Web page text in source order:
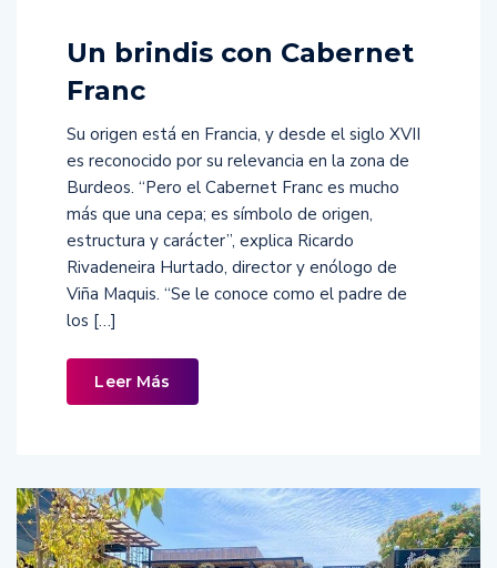
Un brindis con Cabernet
Franc
Su origen está en Francia, y desde el siglo XVII
es reconocido por su relevancia en la zona de
Burdeos. “Pero el Cabernet Franc es mucho
más que una cepa; es símbolo de origen,
estructura y carácter”, explica Ricardo
Rivadeneira Hurtado, director y enólogo de
Viña Maquis. “Se le conoce como el padre de
los […]
Leer Más